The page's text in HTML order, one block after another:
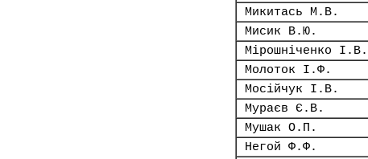
Микитась М.В.
Мисик В.Ю.
Мірошніченко І.В.
Молоток І.Ф.
Мосійчук І.В.
Мураєв Є.В.
Мушак О.П.
Негой Ф.Ф.